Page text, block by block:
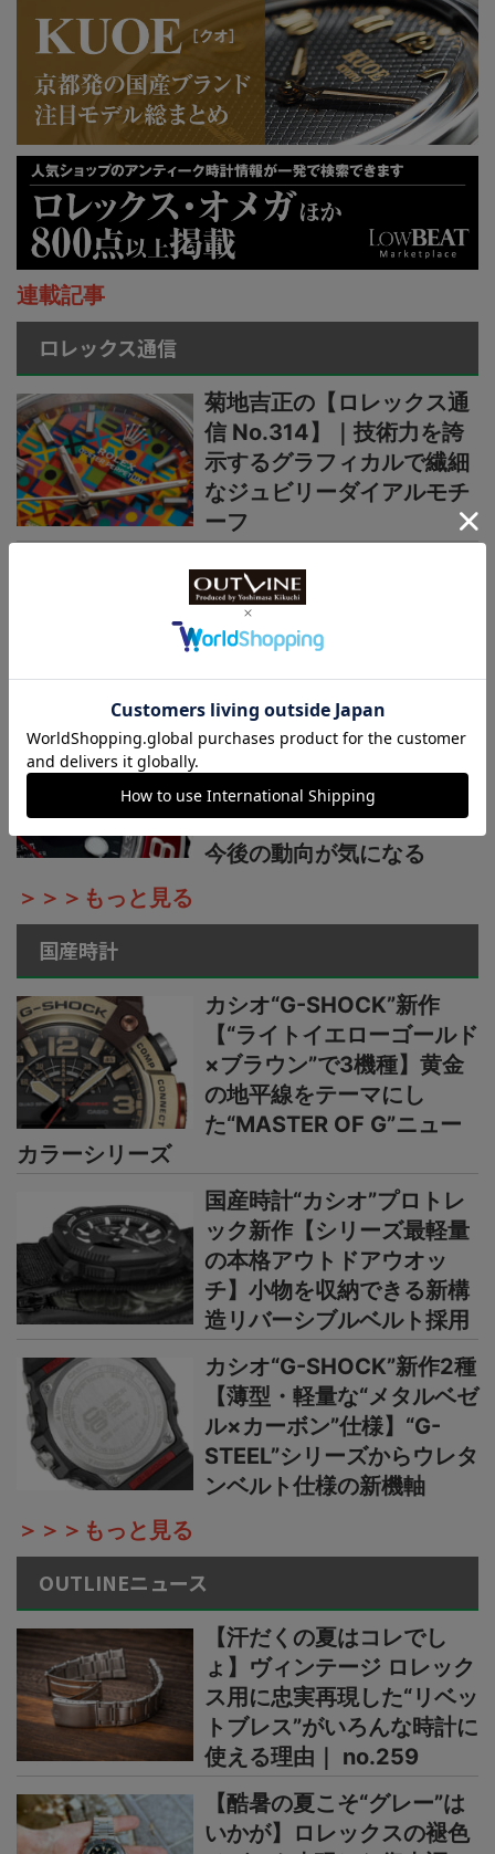
連載記事
ロレックス通信
菊地吉正の【ロレックス通
信 No.314】｜技術力を誇
示するグラフィカルで繊細
なジュビリーダイアルモチ
ーフ
菊地吉正の【ロレックス通
信 No.313】｜生産終了の
発表からほぼ2カ月。実勢
価格はいまおいくら？
菊地吉正の【ロレックス通
超人気モデルが生産終了な
の！ 2026年新作以上に
今後の動向が気になる
＞＞＞もっと見る
国産時計
カシオ“G-SHOCK”新作
【“ライトイエローゴールド
×ブラウン”で3機種】黄金
の地平線をテーマにし
た“MASTER OF G”ニュー
カラーシリーズ
国産時計“カシオ”プロトレ
ック新作【シリーズ最軽量
の本格アウトドアウオッ
チ】小物を収納できる新構
造リバーシブルベルト採用
カシオ“G-SHOCK”新作2種
【薄型・軽量な“メタルベゼ
ル×カーボン”仕様】“G-
STEEL”シリーズからウレタ
ンベルト仕様の新機軸
＞＞＞もっと見る
OUTLINEニュース
【汗だくの夏はコレでし
ょ】ヴィンテージ ロレック
ス用に忠実再現した“リベッ
トブレス”がいろんな時計に
使える理由｜ no.259
【酷暑の夏こそ“グレー”は
いかが】ロレックスの褪色